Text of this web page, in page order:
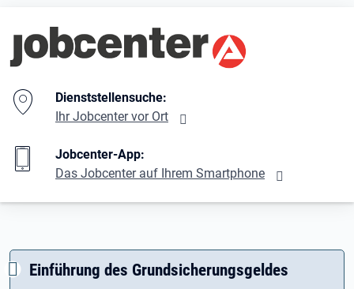
Branding-Bereich Beschreibung
Dienststellensuche:
Ihr Jobcenter vor Ort
Jobcenter-App:
Das Jobcenter auf Ihrem Smartphone
Einführung des Grundsicherungsgeldes